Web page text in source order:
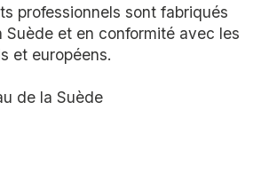
professionnels sont fabriqués
Suède et en conformité avec les
et européens.